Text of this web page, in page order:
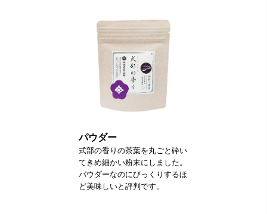
パウダー
式部の香りの茶葉を丸ごと砕い
てきめ細かい粉末にしました。
パウダーなのにびっくりするほ
ど美味しいと評判です。